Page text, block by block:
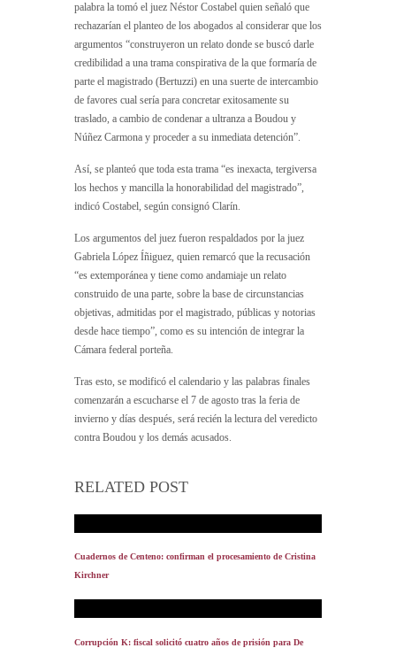
palabra la tomó el juez Néstor Costabel quien señaló que
rechazarían el planteo de los abogados al considerar que los
argumentos “construyeron un relato donde se buscó darle
credibilidad a una trama conspirativa de la que formaría de
parte el magistrado (Bertuzzi) en una suerte de intercambio
de favores cual sería para concretar exitosamente su
traslado, a cambio de condenar a ultranza a Boudou y
Núñez Carmona y proceder a su inmediata detención”.
Así, se planteó que toda esta trama “es inexacta, tergiversa
los hechos y mancilla la honorabilidad del magistrado”,
indicó Costabel, según consignó Clarín.
Los argumentos del juez fueron respaldados por la juez
Gabriela López Íñiguez, quien remarcó que la recusación
“es extemporánea y tiene como andamiaje un relato
construido de una parte, sobre la base de circunstancias
objetivas, admitidas por el magistrado, públicas y notorias
desde hace tiempo”, como es su intención de integrar la
Cámara federal porteña.
Tras esto, se modificó el calendario y las palabras finales
comenzarán a escucharse el 7 de agosto tras la feria de
invierno y días después, será recién la lectura del veredicto
contra Boudou y los demás acusados.
RELATED POST
Cuadernos de Centeno: confirman el procesamiento de Cristina
Kirchner
Corrupción K: fiscal solicitó cuatro años de prisión para De